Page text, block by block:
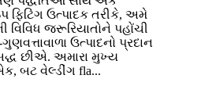
ફિટિંગ ઉત્પાદક તરીકે, અમે
વિવિધ જરૂરિયાતોને પહોંચી
ઉત્પાદનો પ્રદાન
છીએ. અમારા મુખ્ય
બટ વેલ્ડીંગ fla...